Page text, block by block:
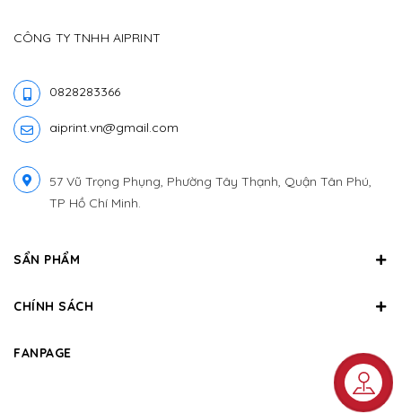
CÔNG TY TNHH AIPRINT
0828283366
aiprint.vn@gmail.com
57 Vũ Trọng Phụng, Phường Tây Thạnh, Quận Tân Phú,
TP Hồ Chí Minh.
SẨN PHẨM
CHÍNH SÁCH
FANPAGE
Liên hệ